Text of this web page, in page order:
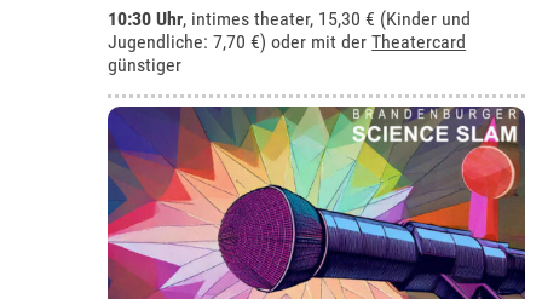
10:30 Uhr, intimes theater, 15,30 € (Kinder und
Jugendliche: 7,70 €) oder mit derTheatercard
günstiger